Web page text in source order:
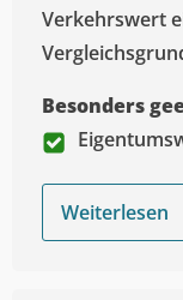
Verkehrswert
Besonders
Weiterlesen